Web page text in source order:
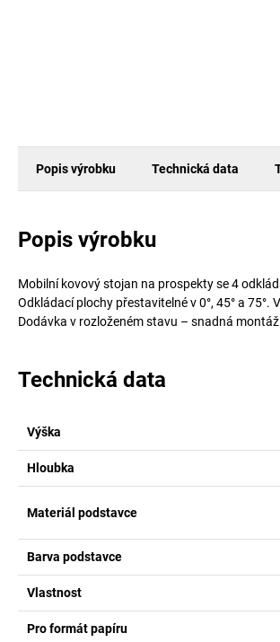
Popis výrobku Technická data
Popis výrobku
Mobilní kovový stojan na prospekty se 4
Odkládací plochy přestavitelné v 0°, 45° a
Dodávka v rozloženém stavu – snadná
Technická data
Výška
Hloubka
Materiál podstavce
Barva podstavce
Vlastnost
Pro formát papíru